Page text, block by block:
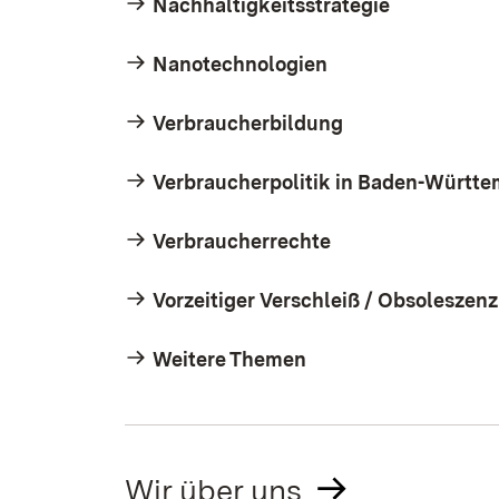
Nachhaltigkeitsstrategie
Nanotechnologien
Verbraucherbildung
Verbraucherpolitik in Baden-
Verbraucherrechte
Vorzeitiger Verschleiß / Obsoleszenz
Weitere Themen
Wir über uns